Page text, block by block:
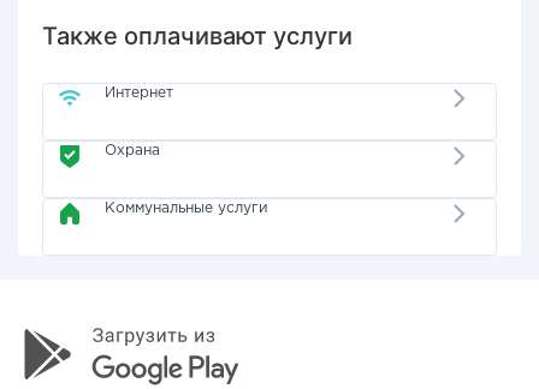
Также оплачивают услуги
Интернет
Охрана
Коммунальные услуги